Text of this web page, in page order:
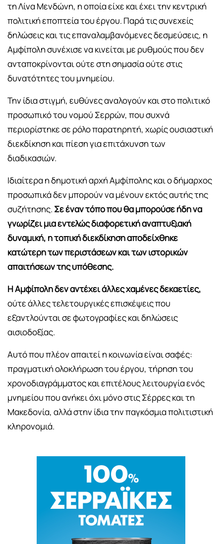
τη Λίνα Μενδώνη, η οποία είχε και έχει την κεντρική
πολιτική εποπτεία του έργου. Παρά τις συνεχείς
δηλώσεις και τις επαναλαμβανόμενες δεσμεύσεις, η
Αμφίπολη συνέχισε να κινείται με ρυθμούς που δεν
ανταποκρίνονται ούτε στη σημασία ούτε στις
δυνατότητες του μνημείου.
Την ίδια στιγμή, ευθύνες αναλογούν και στο πολιτικό
προσωπικό του νομού Σερρών, που συχνά
περιορίστηκε σε ρόλο παρατηρητή, χωρίς ουσιαστική
διεκδίκηση και πίεση για επιτάχυνση των
διαδικασιών.
Ιδιαίτερα η δημοτική αρχή Αμφίπολης και ο δήμαρχος
προσωπικά δεν μπορούν να μένουν εκτός αυτής της
συζήτησης. Σε έναν τόπο που θα μπορούσε ήδη να
γνωρίζει μια εντελώς διαφορετική αναπτυξιακή
δυναμική, η τοπική διεκδίκηση αποδείχθηκε
κατώτερη των περιστάσεων και των ιστορικών
απαιτήσεων της υπόθεσης.
Η Αμφίπολη δεν αντέχει άλλες χαμένες δεκαετίες,
ούτε άλλες τελετουργικές επισκέψεις που
εξαντλούνται σε φωτογραφίες και δηλώσεις
αισιοδοξίας.
Αυτό που πλέον απαιτεί η κοινωνία είναι σαφές:
πραγματική ολοκλήρωση του έργου, τήρηση του
χρονοδιαγράμματος και επιτέλους λειτουργία ενός
μνημείου που ανήκει όχι μόνο στις Σέρρες και τη
Μακεδονία, αλλά στην ίδια την παγκόσμια πολιτιστική
κληρονομιά.